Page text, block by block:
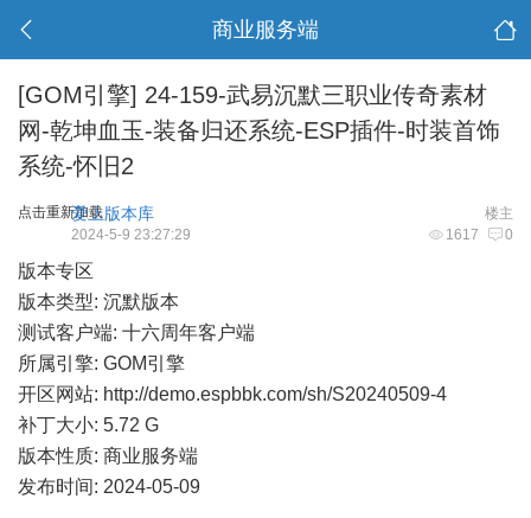
商业服务端
[GOM引擎] 24-159-武易沉默三职业传奇素材
网-乾坤血玉-装备归还系统-ESP插件-时装首饰
系统-怀旧2
点击重新加载 楼主
爱上版本库
1617 0
2024-5-9 23:27:29
版本专区
版本类型: 沉默版本
测试客户端: 十六周年客户端
所属引擎: GOM引擎
开区网站: http://demo.espbbk.com/sh/S20240509-4
补丁大小: 5.72 G
版本性质: 商业服务端
发布时间: 2024-05-09